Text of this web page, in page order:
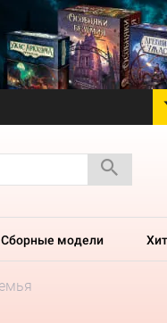
Сборные модели